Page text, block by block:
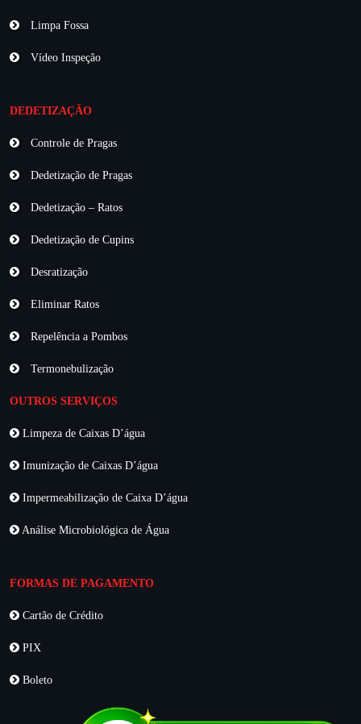
Limpa Fossa
Vídeo Inspeção
DEDETIZAÇÃO
Controle de Pragas
Dedetização de Pragas
Dedetização – Ratos
Dedetização de Cupins
Desratização
Eliminar Ratos
Repelência a Pombos
Termonebulização
OUTROS SERVIÇOS
Limpeza de Caixas D’água
Imunização de Caixas D’água
Impermeabilização de Caixa D’água
Análise Microbiológica de Água
FORMAS DE PAGAMENTO
Cartão de Crédito
PIX
Boleto